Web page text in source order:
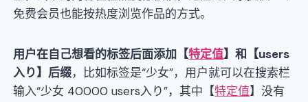
免费会员也能按热度浏览作品的方式。
用户在自己想看的标签后面添加 【特定值】和 【users
入り】 后缀，比如标签是“少女”，用户就可以在搜索栏
输入“少女 40000 users入り”，其中【特定值】没有